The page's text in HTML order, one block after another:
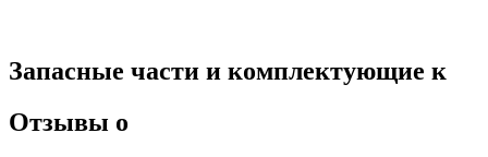
Запасные части и комплектующие к
Отзывы о